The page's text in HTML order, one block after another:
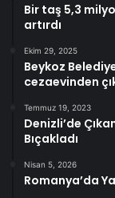
Bir taş 5,3
artırdı
Ekim 29, 2025
Beykoz
cezaevinden
Temmuz 19, 2023
Denizli’de
Bıçakladı
Nisan 5, 2026
Romanya’da